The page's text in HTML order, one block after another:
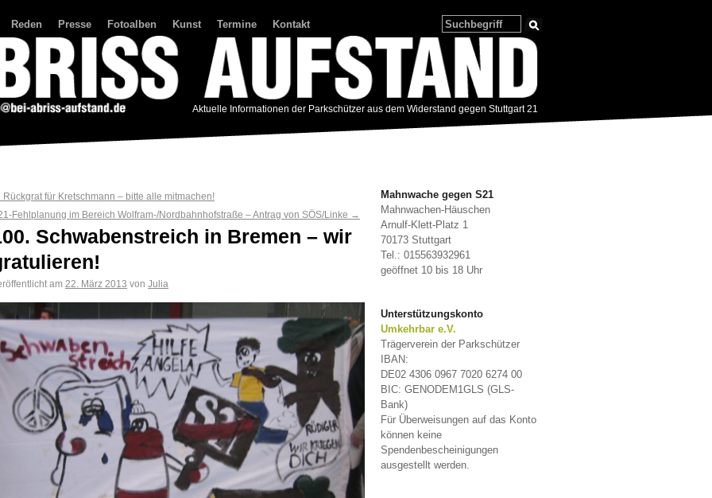
Reden Presse Fotoalben Kunst Termine Kontakt
Aktuelle Informationen der Parkschützer aus dem Widerstand gegen Stuttgart 21
Rückgrat für Kretschmann – bitte alle mitmachen!
Fehlplanung im Bereich Wolfram-/Nordbahnhofstraße – Antrag von SÖS/Linke →
Schwabenstreich in Bremen – wir
am 22. März 2013 von Julia
Mahnwache gegen S21
Mahnwachen-Häuschen
Arnulf-Klett-Platz 1
70173 Stuttgart
Tel.: 015563932961
geöffnet 10 bis 18 Uhr
Unterstützungskonto
Umkehrbar e.V.
Trägerverein der Parkschützer
IBAN:
DE02 4306 0967 7020 6274 00
BIC: GENODEM1GLS (GLS-
Bank)
Für Überweisungen auf das Konto
können keine
Spendenbescheinigungen
ausgestellt werden.